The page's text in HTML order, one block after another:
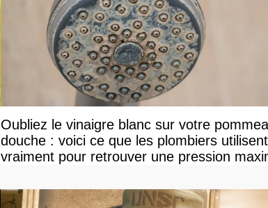
Oubliez le vinaigre blanc sur votre
douche : voici ce que les plombiers utilisent
vraiment pour retrouver une pression